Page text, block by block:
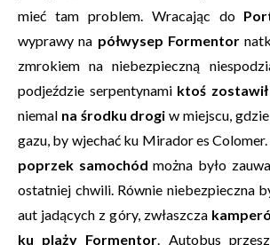
mieć tam problem. Wracając do
wyprawy na półwysep Formentor
zmrokiem na niebezpieczną
podjeździe serpentynami ktoś
niemal na środku drogi w miejscu,
gazu, by wjechać ku Mirador es Colomer.
poprzek samochód można było
ostatniej chwili. Równie niebezpieczna
aut jadących z góry, zwłaszcza
ku plaży Formentor. Autobus